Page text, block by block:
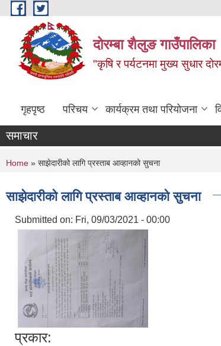
Skip to main content
दोरम्बा शैलुङ गाउँपालिका
"कृषि र पर्यटनमा मुख्य सुधार
गृहपृष्ठ परिचय कार्यक्रम तथा परियोजना
समाचार
You are here
Home » साझेदारीको लागि प्रस्ताब आव्हानको सुचना
साझेदारीको लागि प्रस्ताब आव्हानको सुचना
Submitted on: Fri, 09/03/2021 - 00:00
प्रकार: